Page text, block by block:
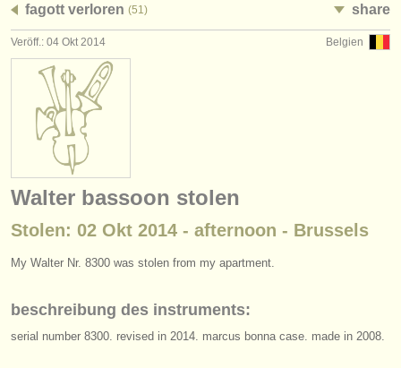
jobs - verwaltung
degree courses
kurse
musikwettbewerbe
instrumentenverkauf
musikhochschulen
fagott verloren (51) share
Belgien
Veröff.: 04 Okt 2014
Walter bassoon stolen
Stolen: 02 Okt 2014 - afternoon - Brussels
My Walter Nr. 8300 was stolen from my apartment.
beschreibung des instruments:
serial number 8300. revised in 2014. marcus bonna case. made in 2008.